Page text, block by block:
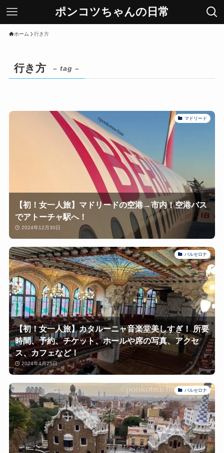
ポンコツちゃんの日常
ホーム 行き方
行き方 – tag –
マドリード
【初！女一人旅】マドリードの空港→市内！空港バス
でアトーチャ駅へ！
2024年12月30日
バルセロナ
【初！女一人旅】カタルーニャ音楽堂美しすぎ！ 所要
時間、予約、チケット、ホールや席の写真、アクセ
ス、カフェなど！
2024年4月25日
バルセロナ